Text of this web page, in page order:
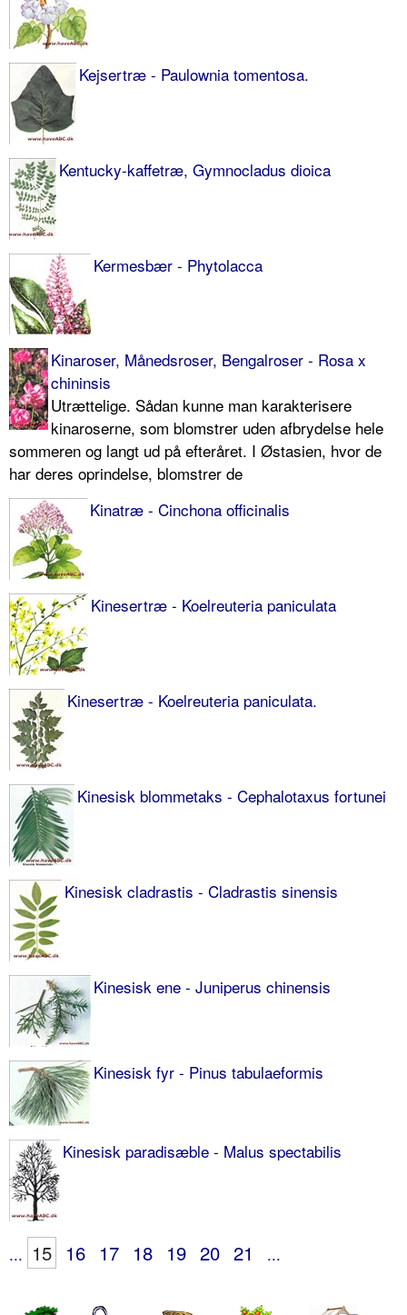
Kejsertræ - Paulownia tomentosa.
Kentucky-kaffetræ, Gymnocladus dioica
Kermesbær - Phytolacca
Kinaroser, Månedsroser, Bengalroser - Rosa x
chininsis
Utrættelige. Sådan kunne man karakterisere
kinaroserne, som blomstrer uden afbrydelse hele
sommeren og langt ud på efteråret. I Østasien, hvor de
har deres oprindelse, blomstrer de
Kinatræ - Cinchona officinalis
Kinesertræ - Koelreuteria paniculata
Kinesertræ - Koelreuteria paniculata.
Kinesisk blommetaks - Cephalotaxus fortunei
Kinesisk cladrastis - Cladrastis sinensis
Kinesisk ene - Juniperus chinensis
Kinesisk fyr - Pinus tabulaeformis
Kinesisk paradisæble - Malus spectabilis
... 15 16 17 18 19 20 21 ...